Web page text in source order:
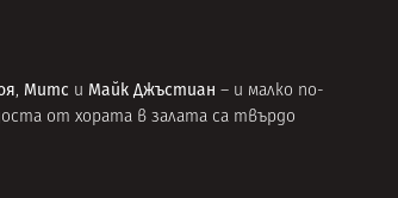
, Митс и Майк Джъстиан – и малко по-
от хората в залата са твърдо